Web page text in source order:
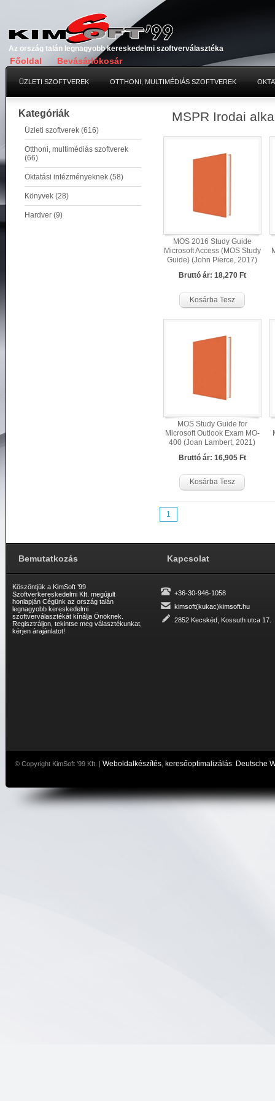
Főoldal Bevásárlókosár
Az ország talán legnagyobb kereskedelmi szoftverválasztéka
ÜZLETI SZOFTVEREK OTTHONI, MULTIMÉDIÁS SZOFTVEREK
Kategóriák
Üzleti szoftverek (616)
Otthoni, multimédiás szoftverek
(66)
Oktatási intézményeknek (58)
Könyvek (28)
Hardver (9)
MSPR Irodai
MOS 2016 Study Guide
Microsoft Access (MOS Study
Guide) (John Pierce, 2017)
Bruttó ár: 18,270 Ft
Kosárba Tesz
MOS Study Guide for
Microsoft Outlook Exam MO-
400 (Joan Lambert, 2021)
Bruttó ár: 16,905 Ft
Kosárba Tesz
1
Bemutatkozás
Köszöntjük a KimSoft ’99
Szoftverkereskedelmi Kft. megújult
honlapján Cégünk az ország talán
legnagyobb kereskedelmi
szoftverválasztékát kínálja Önöknek.
Regisztráljon, tekintse meg választékunkat,
kérjen árajánlatot!
Kapcsolat
+36-30-946-1058
kimsoft(kukac)kimsoft.hu
2852 Kecskéd, Kossuth utca 17.
© Copyright KimSoft '99 Kft. | Weboldalkészítés keresőoptimalizálás: Deutsche